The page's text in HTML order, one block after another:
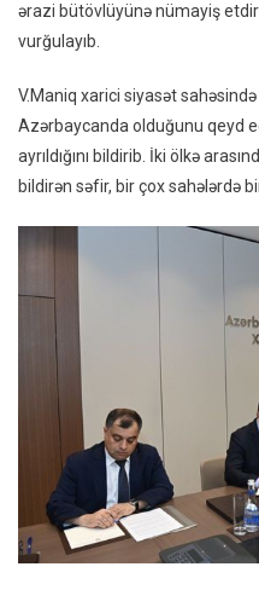
ərazi bütövlüyünə nümayiş
vurğulayıb.
V.Maniq xarici siyasət
Azərbaycanda olduğunu qeyd
ayrıldığını bildirib. İki ölkə
bildirən səfir, bir çox sahələrdə